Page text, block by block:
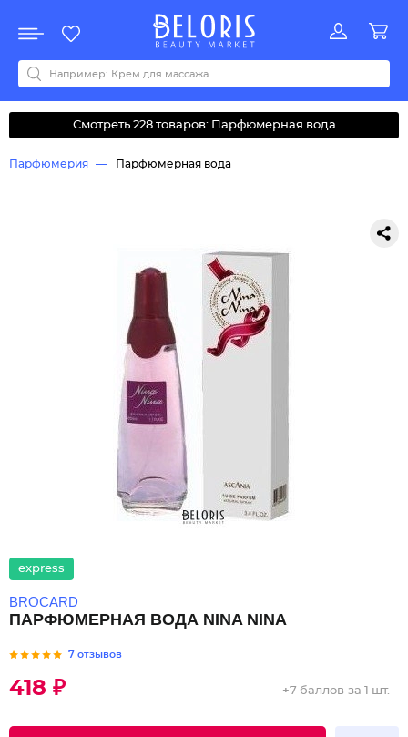
Акции
Все бренды
0-9ABCDEFGHIJKLMNOPQRSTUVWYZАБВДЗИМОКЛНПРСТУФ
Смотреть 228 товаров: Парфюмерная вода
Парфюмерия Парфюмерная вода
express
BROCARD
ПАРФЮМЕРНАЯ ВОДА NINA NINA
7 отзывов
418 ₽ +7 баллов за 1 шт.